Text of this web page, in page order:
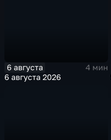
6 августа
4 мин
6 августа 2026